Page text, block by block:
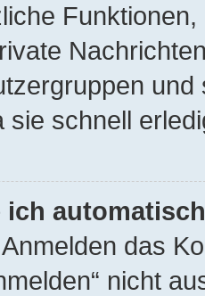
sie schnell
ich
das
nicht